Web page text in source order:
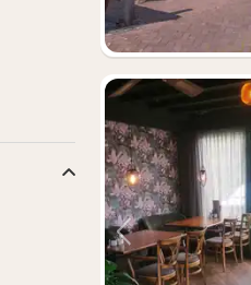
Vorige foto